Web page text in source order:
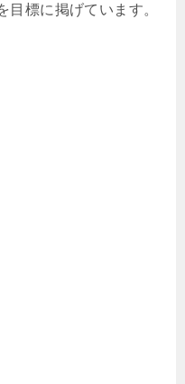
目標に掲げています。